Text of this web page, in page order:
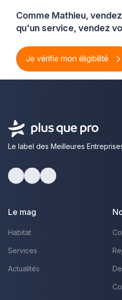
Comme Mathieu,
qu'un service, vendez
Je vérifie mon éligibilité
Le label des Meilleures
Le mag
Habitat
Services
Actualités